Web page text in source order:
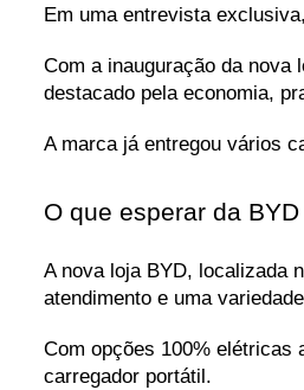
Em uma entrevista
Com a inauguração da nova
destacado pela economia,
A marca já entregou vários
O que esperar da
A nova loja BYD, localizada
atendimento e uma
Com opções 100% elétricas
carregador portátil.